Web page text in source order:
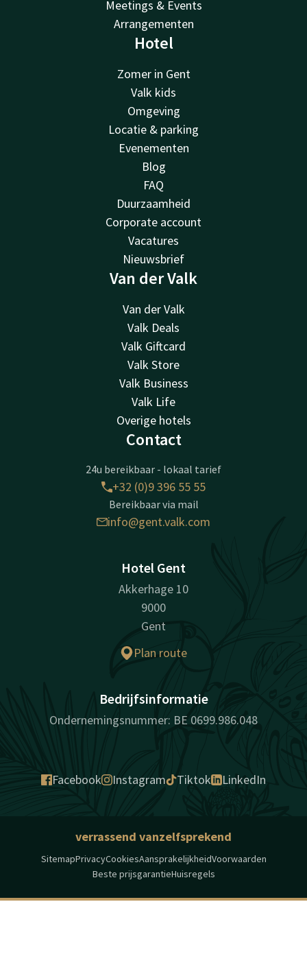
Meetings & Events
Arrangementen
Hotel
Zomer in Gent
Valk kids
Omgeving
Locatie & parking
Evenementen
Blog
FAQ
Duurzaamheid
Corporate account
Vacatures
Nieuwsbrief
Van der Valk
Van der Valk
Valk Deals
Valk Giftcard
Valk Store
Valk Business
Valk Life
Overige hotels
Contact
24u bereikbaar - lokaal tarief
+32 (0)9 396 55 55
Bereikbaar via mail
info@gent.valk.com
Hotel Gent
Akkerhage 10
9000
Gent
Plan route
Bedrijfsinformatie
Ondernemingsnummer: BE 0699.986.048
Facebook Instagram Tiktok LinkedIn
verrassend vanzelfsprekend
SitemapPrivacyCookiesAansprakelijkheidVoorwaarden
Beste prijsgarantieHuisregels